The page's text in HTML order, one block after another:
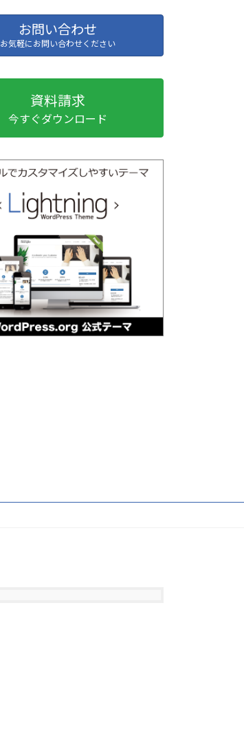
お問い合わせ
お気軽にお問い合わせください
資料請求
今すぐダウンロード